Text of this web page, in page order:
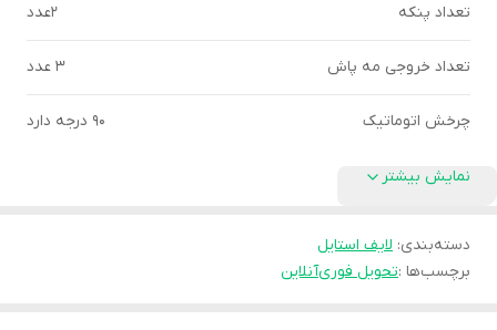
تعداد پنکه 2عدد
تعداد خروجی مه پاش 3 عدد
چرخش اتوماتیک 90 درجه دارد
نمایش بیشتر
دسته‌بندی: لایف استایل
برچسب‌ها :تحویل فوریآنلاین